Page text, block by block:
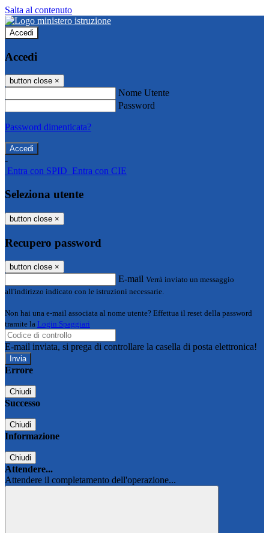
Salta al contenuto
Accedi
Accedi
button close ×
Nome Utente
Password
Password dimenticata?
-
Entra con SPID Entra con CIE
Seleziona utente
button close ×
Recupero password
button close ×
E-mail Verrà inviato un messaggio
all'indirizzo indicato con le istruzioni necessarie.
Non hai una e-mail associata al nome utente? Effettua il reset della password
tramite la Login Spaggiari
E-mail inviata, si prega di controllare la casella di posta elettronica!
Errore
Chiudi
Successo
Chiudi
Informazione
Chiudi
Attendere...
Attendere il completamento dell'operazione...